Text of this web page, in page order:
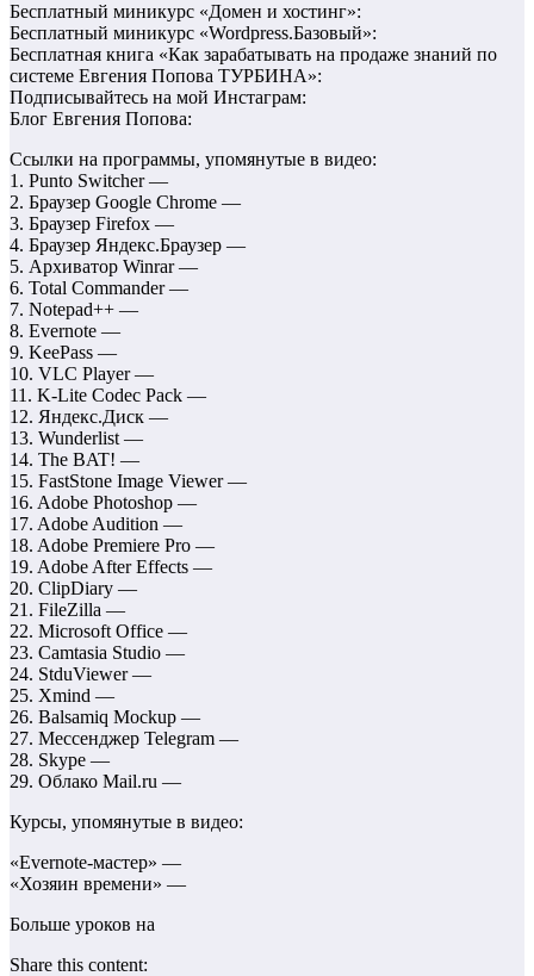
Бесплатный миникурс «Домен и хостинг»:
Бесплатный миникурс «Wordpress.Базовый»:
Бесплатная книга «Как зарабатывать на продаже знаний по
системе Евгения Попова ТУРБИНА»:
Подписывайтесь на мой Инстаграм:
Блог Евгения Попова:
Ссылки на программы, упомянутые в видео:
1. Punto Switcher —
2. Браузер Google Chrome —
3. Браузер Firefox —
4. Браузер Яндекс.Браузер —
5. Архиватор Winrar —
6. Total Commander —
7. Notepad++ —
8. Evernote —
9. KeePass —
10. VLC Player —
11. K-Lite Codec Pack —
12. Яндекс.Диск —
13. Wunderlist —
14. The BAT! —
15. FastStone Image Viewer —
16. Adobe Photoshop —
17. Adobe Audition —
18. Adobe Premiere Pro —
19. Adobe After Effects —
20. ClipDiary —
21. FileZilla —
22. Microsoft Office —
23. Camtasia Studio —
24. StduViewer —
25. Xmind —
26. Balsamiq Mockup —
27. Мессенджер Telegram —
28. Skype —
29. Облако Mail.ru —
Курсы, упомянутые в видео:
«Evernote-мастер» —
«Хозяин времени» —
Больше уроков на
Share this content: